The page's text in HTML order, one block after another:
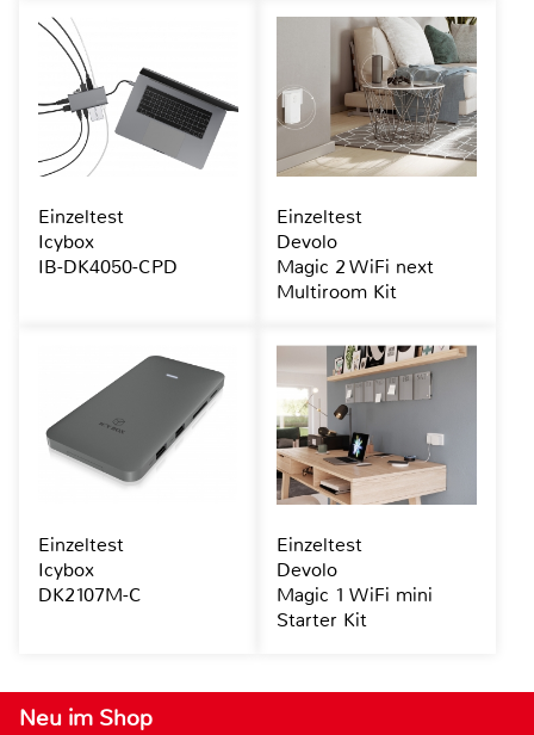
Neu im Shop
Einzeltest
Icybox
IB-DK4050-CPD
Einzeltest
Devolo
Magic 2 WiFi next
Multiroom Kit
Einzeltest
Icybox
DK2107M-C
Einzeltest
Devolo
Magic 1 WiFi mini
Starter Kit